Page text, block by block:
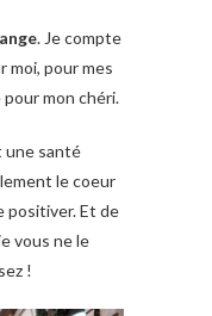
. Je compte
moi, pour mes
mon chéri.
une santé
le coeur
positiver. Et de
vous ne le
!